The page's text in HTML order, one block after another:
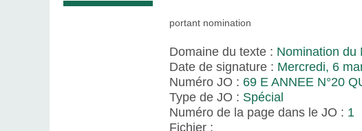
portant nomination
Domaine du texte : Nomination du
Date de signature : Mercredi, 6
Numéro JO : 69 E ANNEE N°20
Type de JO : Spécial
Numéro de la page dans le JO : 1
Fichier :